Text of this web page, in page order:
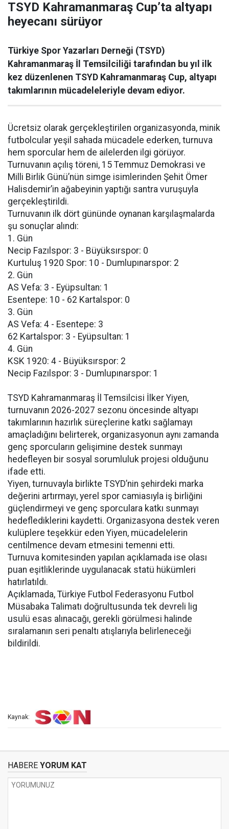
TSYD Kahramanmaraş Cup’ta altyapı
heyecanı sürüyor
Türkiye Spor Yazarları Derneği (TSYD)
Kahramanmaraş İl Temsilciliği tarafından bu yıl ilk
kez düzenlenen TSYD Kahramanmaraş Cup, altyapı
takımlarının mücadeleleriyle devam ediyor.
Ücretsiz olarak gerçekleştirilen organizasyonda, minik
futbolcular yeşil sahada mücadele ederken, turnuva
hem sporcular hem de ailelerden ilgi görüyor.
Turnuvanın açılış töreni, 15 Temmuz Demokrasi ve
Milli Birlik Günü’nün simge isimlerinden Şehit Ömer
Halisdemir’in ağabeyinin yaptığı santra vuruşuyla
gerçekleştirildi.
Turnuvanın ilk dört gününde oynanan karşılaşmalarda
şu sonuçlar alındı:
1. Gün
Necip Fazılspor: 3 - Büyüksırspor: 0
Kurtuluş 1920 Spor: 10 - Dumlupınarspor: 2
2. Gün
AS Vefa: 3 - Eyüpsultan: 1
Esentepe: 10 - 62 Kartalspor: 0
3. Gün
AS Vefa: 4 - Esentepe: 3
62 Kartalspor: 3 - Eyüpsultan: 1
4. Gün
KSK 1920: 4 - Büyüksırspor: 2
Necip Fazılspor: 3 - Dumlupınarspor: 1
TSYD Kahramanmaraş İl Temsilcisi İlker Yiyen,
turnuvanın 2026-2027 sezonu öncesinde altyapı
takımlarının hazırlık süreçlerine katkı sağlamayı
amaçladığını belirterek, organizasyonun aynı zamanda
genç sporcuların gelişimine destek sunmayı
hedefleyen bir sosyal sorumluluk projesi olduğunu
ifade etti.
Yiyen, turnuvayla birlikte TSYD’nin şehirdeki marka
değerini artırmayı, yerel spor camiasıyla iş birliğini
güçlendirmeyi ve genç sporculara katkı sunmayı
hedeflediklerini kaydetti. Organizasyona destek veren
kulüplere teşekkür eden Yiyen, mücadelelerin
centilmence devam etmesini temenni etti.
Turnuva komitesinden yapılan açıklamada ise olası
puan eşitliklerinde uygulanacak statü hükümleri
hatırlatıldı.
Açıklamada, Türkiye Futbol Federasyonu Futbol
Müsabaka Talimatı doğrultusunda tek devreli lig
usulü esas alınacağı, gerekli görülmesi halinde
sıralamanın seri penaltı atışlarıyla belirleneceği
bildirildi.
Kaynak:
HABERE YORUM KAT